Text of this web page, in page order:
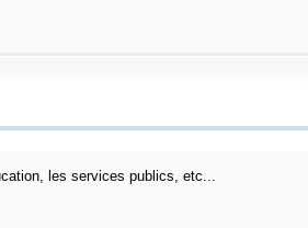
les services publics, etc...